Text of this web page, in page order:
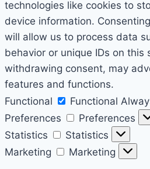
technologies like cookies to
device information.
will allow us to process data
behavior or unique IDs on this
withdrawing consent, may
features and functions.
Functional
Functional
Preferences
Preferences
Statistics
Statistics
Marketing
Marketing